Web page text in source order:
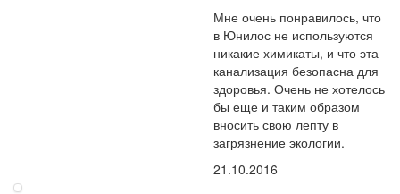
Мне очень понравилось, что
в Юнилос не используются
никакие химикаты, и что эта
канализация безопасна для
здоровья. Очень не хотелось
бы еще и таким образом
вносить свою лепту в
загрязнение экологии.
21.10.2016